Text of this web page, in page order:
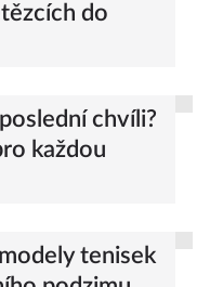
do
chvíli?
každou
tenisek